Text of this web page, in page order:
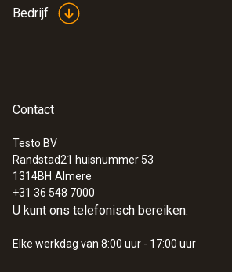
Vervangbare meetkop met
elementband voor
Bedrijf
Contact
Testo BV
Randstad21 huisnummer 53
1314BH Almere
+31 36 548 7000
U kunt ons telefonisch bereiken:
Elke werkdag van 8:00 uur - 17:00 uur